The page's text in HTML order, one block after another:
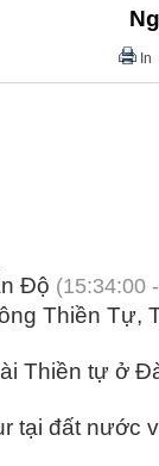
In
Độ (15:34:00
Thiền Tự,
Thiền tự ở
tại đất nước